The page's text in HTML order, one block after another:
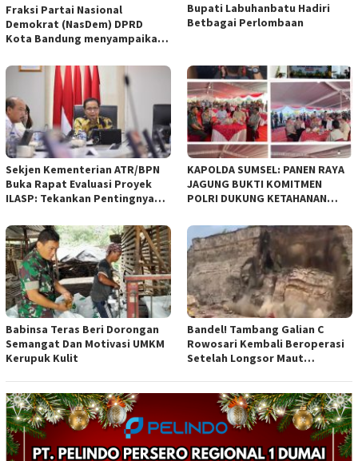
Fraksi Partai Nasional
Demokrat (NasDem) DPRD
Kota Bandung menyampaikan
empat Rancangan Peraturan
Daerah (Raperda) yang
diajukan Pemerintah Kota
Bandung
Bupati Labuhanbatu Hadiri
Betbagai Perlombaan
Sekjen Kementerian ATR/BPN
Buka Rapat Evaluasi Proyek
ILASP: Tekankan Pentingnya
Anggaran
KAPOLDA SUMSEL: PANEN RAYA
JAGUNG BUKTI KOMITMEN
POLRI DUKUNG KETAHANAN
Babinsa Teras Beri Dorongan
Semangat Dan Motivasi UMKM
Kerupuk Kulit
Bandel! Tambang Galian C
Rowosari Kembali Beroperasi
Setelah Longsor Maut